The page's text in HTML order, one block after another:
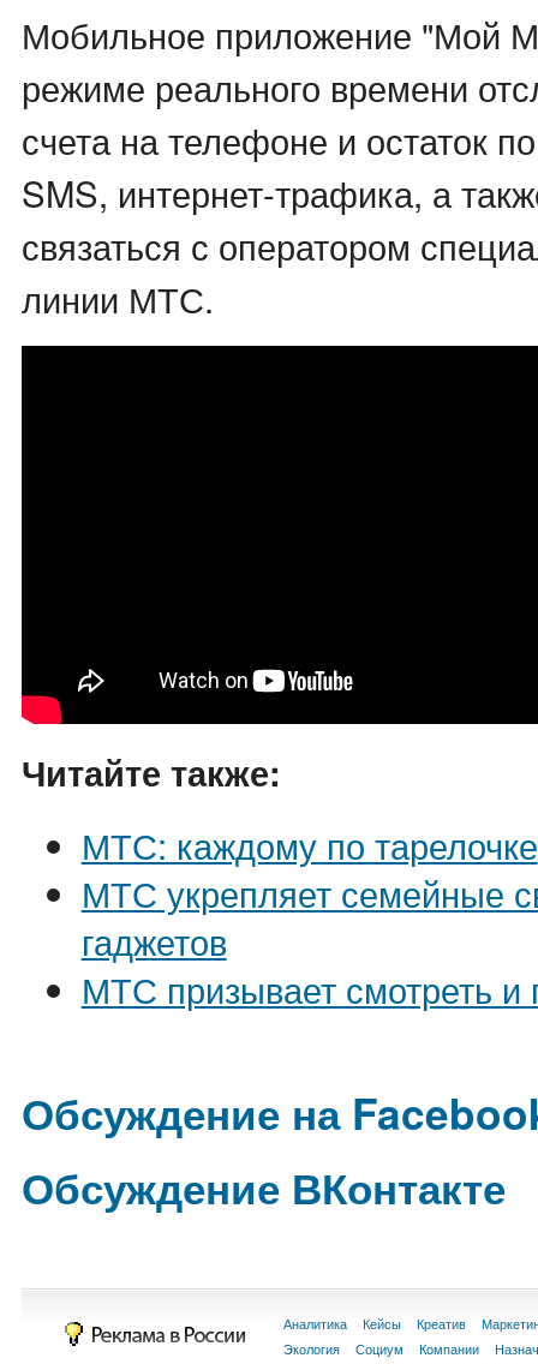
Мобильное приложение "Мой
режиме реального времени
счета на телефоне и остаток
SMS, интернет-трафика, а
связаться с оператором
линии МТС.
Читайте также:
МТС: каждому по тарелочке
МТС укрепляет семейные
гаджетов
МТС призывает смотреть и
Обсуждение на
Обсуждение ВКонтакте
Аналитика Кейсы Креатив
Экология
Социум Компании